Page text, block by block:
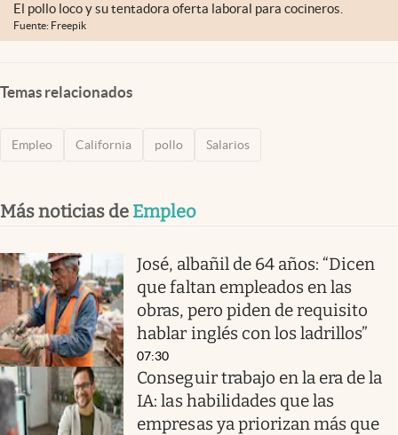
El pollo loco y su tentadora oferta laboral para cocineros.
Fuente: Freepik
Temas relacionados
Empleo California pollo Salarios
Más noticias de Empleo
José, albañil de 64 años: “Dicen
que faltan empleados en las
obras, pero piden de requisito
hablar inglés con los ladrillos”
07:30
Conseguir trabajo en la era de la
IA: las habilidades que las
empresas ya priorizan más que